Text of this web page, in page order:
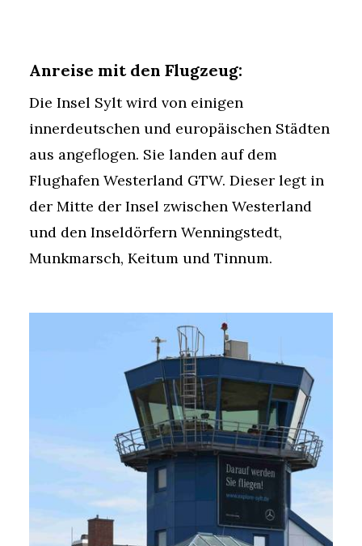
Anreise mit den Flugzeug:
Die Insel Sylt wird von einigen
innerdeutschen und europäischen Städten
aus angeflogen. Sie landen auf dem
Flughafen Westerland GTW. Dieser legt in
der Mitte der Insel zwischen Westerland
und den Inseldörfern Wenningstedt,
Munkmarsch, Keitum und Tinnum.